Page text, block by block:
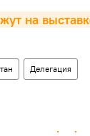
на
Делегация